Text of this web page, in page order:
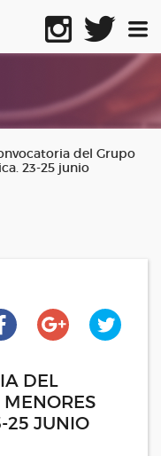
del Grupo
23-25 junio
DEL
25 JUNIO